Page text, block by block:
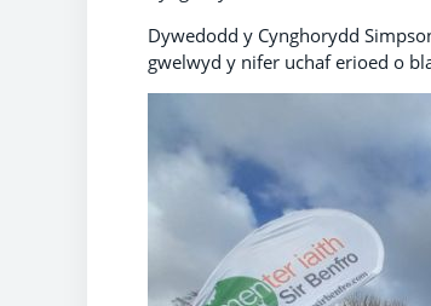
Dywedodd y Cynghorydd
gwelwyd y nifer uchaf erioed o